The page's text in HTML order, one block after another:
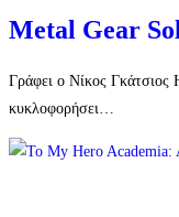
Metal Gear
Γράφει ο Νίκος Γκάτσιος
κυκλοφορήσει…